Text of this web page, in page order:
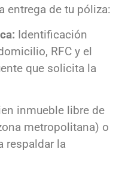
entrega de tu póliza:
Identificación
RFC y el
que solicita la
inmueble libre de
metropolitana) o
respaldar la